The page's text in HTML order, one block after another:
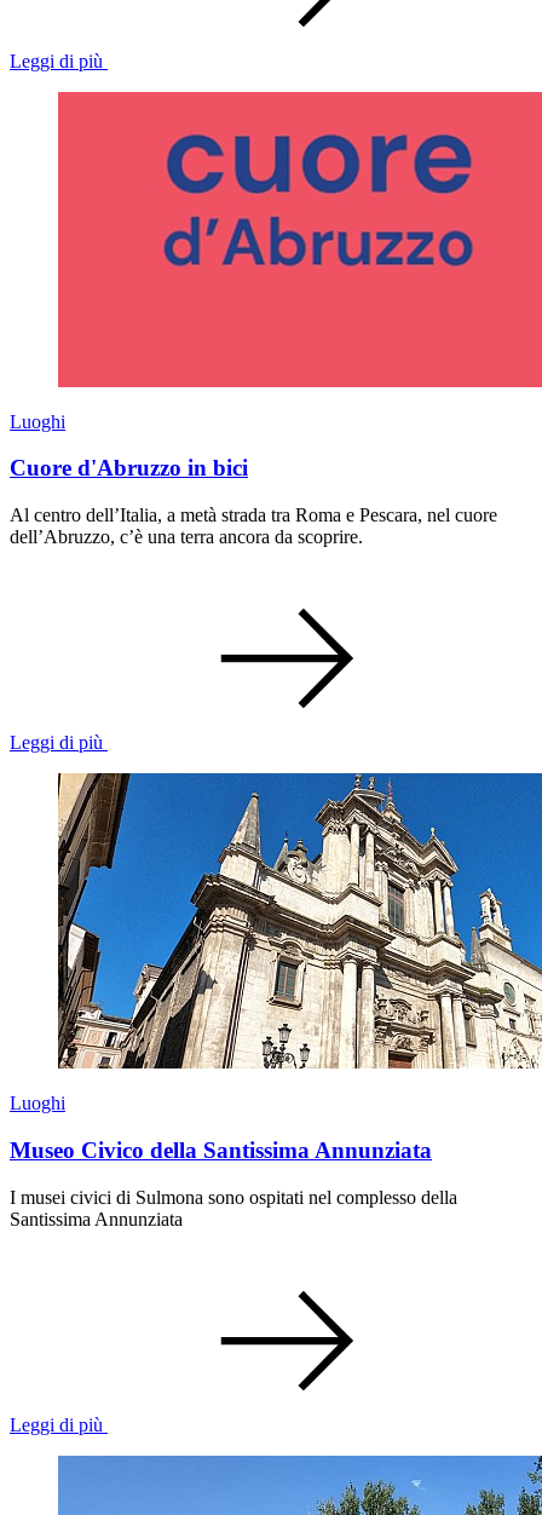
Leggi di più
Luoghi
Cuore d'Abruzzo in bici
Al centro dell’Italia, a metà strada tra Roma e Pescara, nel cuore
dell’Abruzzo, c’è una terra ancora da scoprire.
Leggi di più
Luoghi
Museo Civico della Santissima Annunziata
I musei civici di Sulmona sono ospitati nel complesso della
Santissima Annunziata
Leggi di più